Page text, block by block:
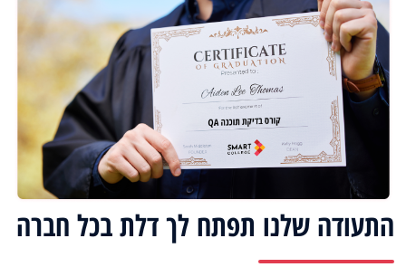
התעודה שלנו תפתח לך דלת בכל חברה